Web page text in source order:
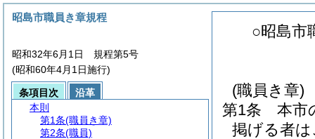
○昭島市
(職員き章)
第1条
本市
掲げる者
昭島市職員き章規程
昭和32年6月1日 規程第5号
(昭和60年4月1日施行)
条項目次
沿革
本則
第1条(職員き章)
第2条(職員)